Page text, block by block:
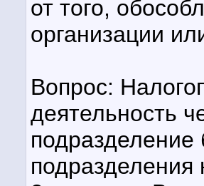
от того,
организации
Вопрос:
деятельность
подразделение
подразделения